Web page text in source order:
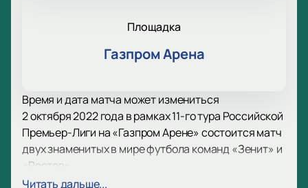
Площадка
Газпром Арена
Время и дата матча может измениться
2 октября 2022 года в рамках 11-го тура Российской
Премьер-Лиги на «Газпром Арене» состоится матч
двух знаменитых в мире футбола команд «Зенит» и
«Ростов».
«Зенит» - советский и российский
Читать дальше...